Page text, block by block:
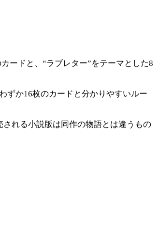
ードと、“ラブレター”をテーマとした8
ずか16枚のカードと分かりやすいルー
れる小説版は同作の物語とは違うもの